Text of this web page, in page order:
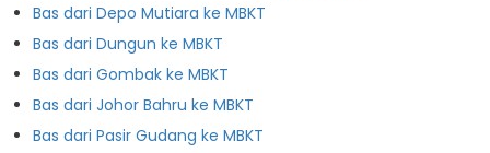
Bas dari Depo Mutiara ke MBKT
Bas dari Dungun ke MBKT
Bas dari Gombak ke MBKT
Bas dari Johor Bahru ke MBKT
Bas dari Pasir Gudang ke MBKT